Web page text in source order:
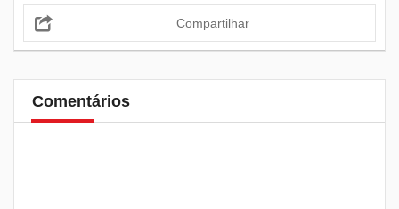
Compartilhar
Comentários